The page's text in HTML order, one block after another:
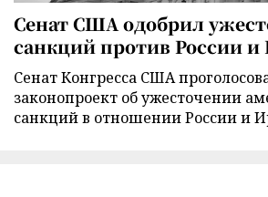
Сенат США одобрил
санкций против России и
Сенат Конгресса США
законопроект об ужесточении
санкций в отношении России и